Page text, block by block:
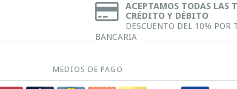
ACEPTAMOS TODAS LAS
CRÉDITO Y DÉBITO
DESCUENTO DEL 10% POR
BANCARIA
MEDIOS DE PAGO